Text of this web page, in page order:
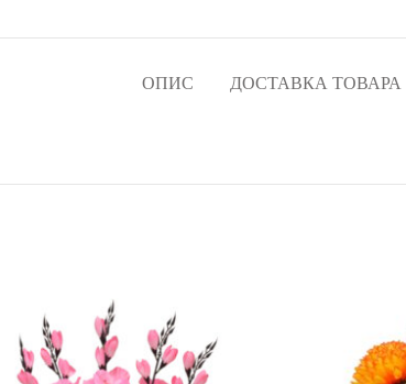
ОПИС ДОСТАВКА ТОВАРА